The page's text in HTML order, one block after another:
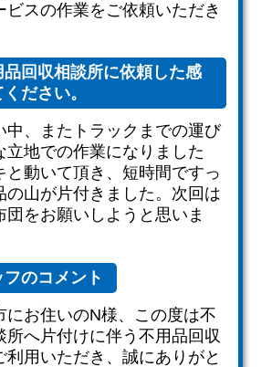
ビスの作業をご依頼いただき
回収相談所に依頼した感
ださい。
中、またトラックまでの運び
立地での作業になりました
と動いて頂き、短時間ですっ
の山が片付きました。次回は
団をお願いしようと思いま
のコメント
にお住いのN様、この度は不
所へ片付けに伴う不用品回収
利用いただき、誠にありがと